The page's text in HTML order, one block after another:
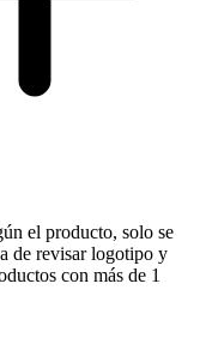
el producto, solo se
de revisar logotipo y
con más de 1